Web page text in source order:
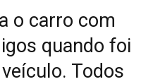
o carro com
quando foi
Todos